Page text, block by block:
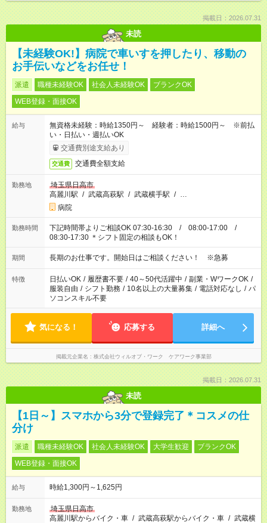
掲載日：2026.07.31
未読
【未経験OK!】病院で車いすを押したり、移動の
お手伝いなどをお任せ！
派遣 職種未経験OK 社会人未経験OK
ブランクOK
WEB登録・面接OK
給与
無資格未経験：時給1350円～ 経験者：時給1500円～ ※前払
い・日払い・週払いOK
交通費別途支給あり
交通費 交通費全額支給
勤務地
埼玉県日高市
高麗川駅 / 武蔵高萩駅 / 武蔵横手駅 / …
病院
勤務時間
下記時間帯よりご相談OK 07:30-16:30 / 08:00-17:00 /
08:30-17:30 ＊シフト固定の相談もOK！
期間 長期のお仕事です。開始日はご相談ください！ ※急募
特徴 日払いOK / 履歴書不要 / 40～50代活躍中 / 副業・WワークOK /
服装自由 / シフト勤務 / 10名以上の大量募集 / 電話対応なし / パ
ソコンスキル不要
気になる！ 応募する 詳細へ
掲載元企業名 株式会社ウィルオブ・ワーク ケアワーク事業部
掲載日：2026.07.31
未読
【1日～】スマホから3分で登録完了＊コスメの仕
分け
派遣 職種未経験OK 社会人未経験OK 大学生歓迎
ブランクOK
WEB登録・面接OK
給与 時給1,300円～1,625円
勤務地
埼玉県日高市
高麗川駅からバイク・車 / 武蔵高萩駅からバイク・車 / 武蔵横